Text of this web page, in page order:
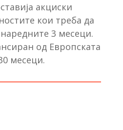
акциски
кои треба да
3 месеци.
од Европската
месеци.